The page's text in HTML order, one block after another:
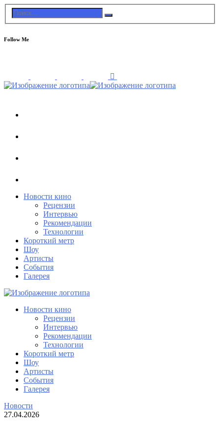
Follow Me
Новости кино
Рецензии
Интервью
Рекомендации
Технологии
Короткий метр
Шоу
Артисты
События
Галерея
Новости кино
Рецензии
Интервью
Рекомендации
Технологии
Короткий метр
Шоу
Артисты
События
Галерея
Новости
27.04.2026